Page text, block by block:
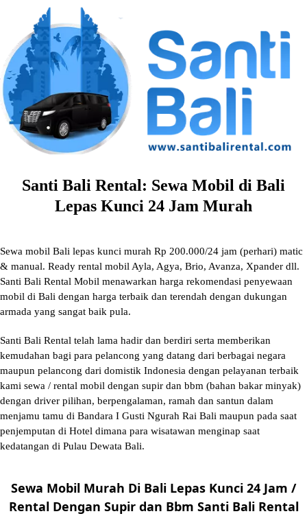
content
Santi Bali Rental: Sewa Mobil di Bali
Lepas Kunci 24 Jam Murah
Sewa mobil Bali lepas kunci murah Rp 200.000/24 jam (perhari) matic
& manual. Ready rental mobil Ayla, Agya, Brio, Avanza, Xpander dll.
Santi Bali Rental Mobil menawarkan harga rekomendasi penyewaan
mobil di Bali dengan harga terbaik dan terendah dengan dukungan
armada yang sangat baik pula.
Santi Bali Rental telah lama hadir dan berdiri serta memberikan
kemudahan bagi para pelancong yang datang dari berbagai negara
maupun pelancong dari domistik Indonesia dengan pelayanan terbaik
kami sewa / rental mobil dengan supir dan bbm (bahan bakar minyak)
dengan driver pilihan, berpengalaman, ramah dan santun dalam
menjamu tamu di Bandara I Gusti Ngurah Rai Bali maupun pada saat
penjemputan di Hotel dimana para wisatawan menginap saat
kedatangan di Pulau Dewata Bali.
Sewa Mobil Murah Di Bali Lepas Kunci 24 Jam /
Rental Dengan Supir dan Bbm Santi Bali Rental